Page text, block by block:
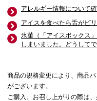
アレルギー情報について
アイスを食べたら舌がピ
氷菓（「アイスボックス
しまいました。どうして
商品の規格変更により、商品
がございます。
ご購入、お召し上がりの際は